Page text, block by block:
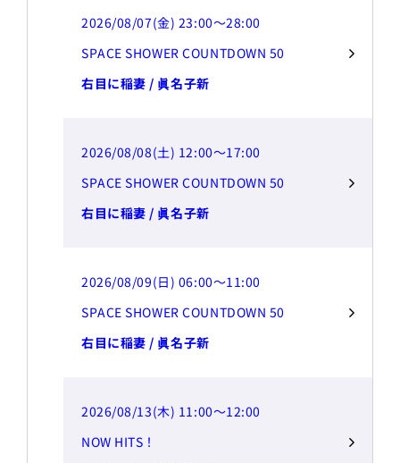
2026/08/07(金) 23:00～28:00
SPACE SHOWER COUNTDOWN 50
右目に稲妻 / 眞名子新
2026/08/08(土) 12:00～17:00
SPACE SHOWER COUNTDOWN 50
右目に稲妻 / 眞名子新
2026/08/09(日) 06:00～11:00
SPACE SHOWER COUNTDOWN 50
右目に稲妻 / 眞名子新
2026/08/13(木) 11:00～12:00
NOW HITS！